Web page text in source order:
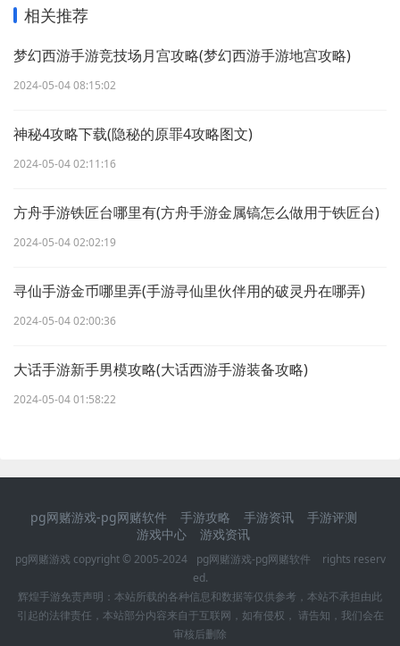
相关推荐
梦幻西游手游竞技场月宫攻略(梦幻西游手游地宫攻略)
2024-05-04 08:15:02
神秘4攻略下载(隐秘的原罪4攻略图文)
2024-05-04 02:11:16
方舟手游铁匠台哪里有(方舟手游金属镐怎么做用于铁匠台)
2024-05-04 02:02:19
寻仙手游金币哪里弄(手游寻仙里伙伴用的破灵丹在哪弄)
2024-05-04 02:00:36
大话手游新手男模攻略(大话西游手游装备攻略)
2024-05-04 01:58:22
pg网赌游戏-pg网赌软件 手游攻略 手游资讯
手游评测
游戏中心
游戏资讯
pg网赌游戏 copyright © 2005-2024 pg网赌游戏-pg网赌软件
rights reserv
ed.
辉煌手游免责声明：本站所载的各种信息和数据等仅供参考，本站不承担由此
引起的法律责任，本站部分内容来自于互联网，如有侵权， 请告知，我们会在
审核后删除